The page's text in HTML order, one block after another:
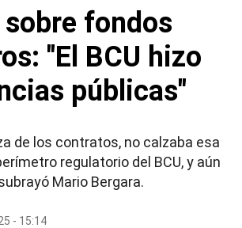
sobre fondos
"El BCU hizo
públicas"
de los contratos, no calzaba esa
regulatorio del BCU, y aún
Mario Bergara.
- 15:14